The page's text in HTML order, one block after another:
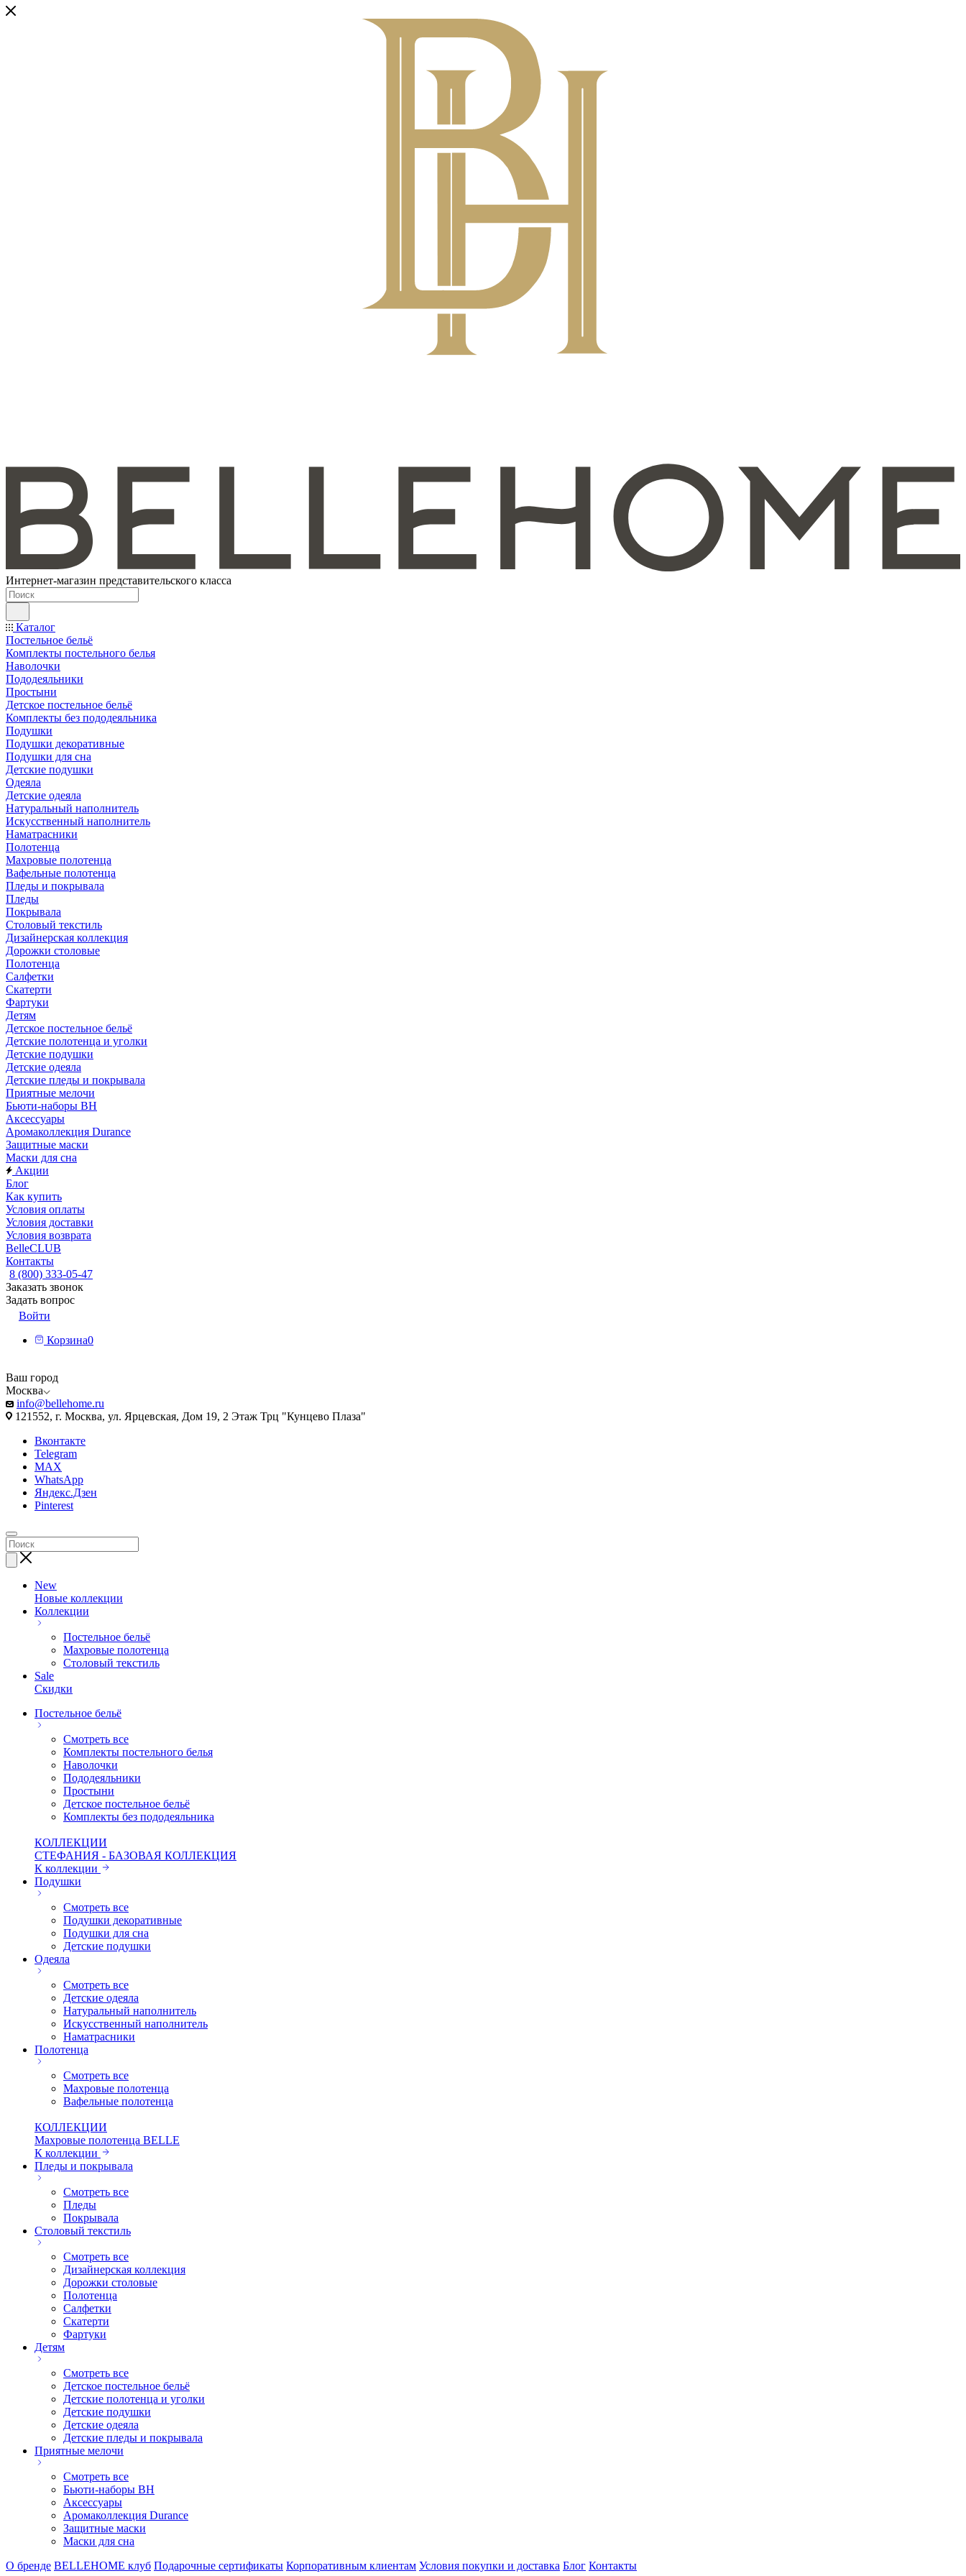
Интернет-магазин представительского класса
Каталог
Постельное бельё
Комплекты постельного белья
Наволочки
Пододеяльники
Простыни
Детское постельное бельё
Комплекты без пододеяльника
Подушки
Подушки декоративные
Подушки для сна
Детские подушки
Одеяла
Детские одеяла
Натуральный наполнитель
Искуcственный наполнитель
Наматрасники
Полотенца
Махровые полотенца
Вафельные полотенца
Пледы и покрывала
Пледы
Покрывала
Столовый текстиль
Дизайнерская коллекция
Дорожки столовые
Полотенца
Салфетки
Скатерти
Фартуки
Детям
Детское постельное бельё
Детские полотенца и уголки
Детские подушки
Детские одеяла
Детские пледы и покрывала
Приятные мелочи
Бьюти-наборы ВН
Аксессуары
Аромаколлекция Durance
Защитные маски
Маски для сна
Акции
Блог
Как купить
Условия оплаты
Условия доставки
Условия возврата
BelleCLUB
Контакты
8 (800) 333-05-47
Заказать звонок
Задать вопрос
Войти
Корзина0
Ваш город
Москва
info@bellehome.ru
121552, г. Москва, ул. Ярцевская, Дом 19, 2 Этаж Трц "Кунцево Плаза"
Вконтакте
Telegram
MAX
WhatsApp
Яндекс.Дзен
Pinterest
New
Новые коллекции
Коллекции
Постельное бельё
Махровые полотенца
Столовый текстиль
Sale
Скидки
Постельное бельё
Смотреть все
Комплекты постельного белья
Наволочки
Пододеяльники
Простыни
Детское постельное бельё
Комплекты без пододеяльника
КОЛЛЕКЦИИ
СТЕФАНИЯ - БАЗОВАЯ КОЛЛЕКЦИЯ
К коллекции
Подушки
Смотреть все
Подушки декоративные
Подушки для сна
Детские подушки
Одеяла
Смотреть все
Детские одеяла
Натуральный наполнитель
Искуcственный наполнитель
Наматрасники
Полотенца
Смотреть все
Махровые полотенца
Вафельные полотенца
КОЛЛЕКЦИИ
Махровые полотенца BELLE
К коллекции
Пледы и покрывала
Смотреть все
Пледы
Покрывала
Столовый текстиль
Смотреть все
Дизайнерская коллекция
Дорожки столовые
Полотенца
Салфетки
Скатерти
Фартуки
Детям
Смотреть все
Детское постельное бельё
Детские полотенца и уголки
Детские подушки
Детские одеяла
Детские пледы и покрывала
Приятные мелочи
Смотреть все
Бьюти-наборы ВН
Аксессуары
Аромаколлекция Durance
Защитные маски
Маски для сна
О бренде BELLEHOME клуб Подарочные сертификаты Корпоративным клиентам Условия покупки и доставка Блог Контакты